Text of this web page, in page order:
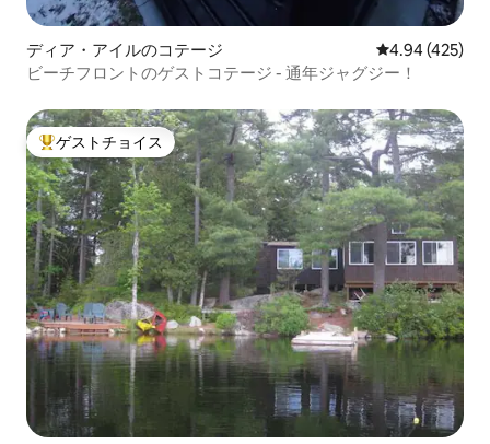
ディア・アイルのコテージ レビュー425
4.94 (425)
ビーチフロントのゲストコテージ - 通年ジャグジー！
大好評のゲストチョイスです。
ゲストチョイス